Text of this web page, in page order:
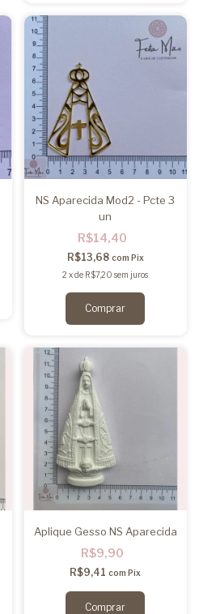
NS Aparecida Mod2 - Pcte 3
un
R$14,40
R$13,68 com Pix
2 xde R$7,20 sem juros
Aplique Gesso NS Aparecida
R$9,90
R$9,41com Pix